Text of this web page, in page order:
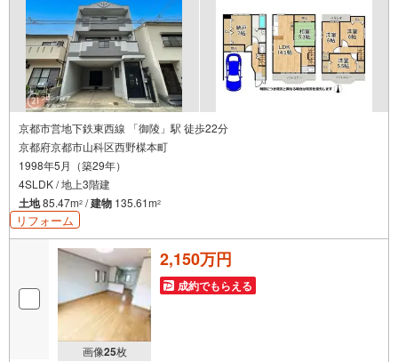
京都市営地下鉄東西線 「御陵」駅 徒歩22分
京都府京都市山科区西野楳本町
1998年5月（築29年）
4SLDK / 地上3階建
土地85.47m2 /建物 135.61m2
リフォーム
画像25枚
2,150万円
成約でもらえる